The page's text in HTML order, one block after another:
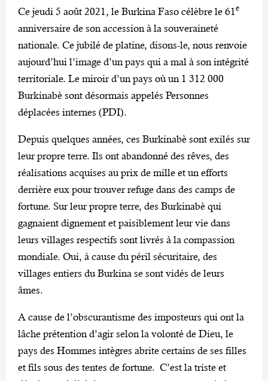
Ce jeudi 5 août 2021, le Burkina Faso célèbre le 61 e
anniversaire de son accession à la souveraineté
nationale. Ce jubilé de platine, disons-le, nous renvoie
aujourd’hui l’image d’un pays qui a mal à son intégrité
territoriale. Le miroir d’un pays où un 1 312 000
Burkinabè sont désormais appelés Personnes
déplacées internes (PDI).
Depuis quelques années, ces Burkinabè sont exilés sur
leur propre terre. Ils ont abandonné des rêves, des
réalisations acquises au prix de mille et un efforts
derrière eux pour trouver refuge dans des camps de
fortune. Sur leur propre terre, des Burkinabè qui
gagnaient dignement et paisiblement leur vie dans
leurs villages respectifs sont livrés à la compassion
mondiale. Oui, à cause du péril sécuritaire, des
villages entiers du Burkina se sont vidés de leurs
âmes.
A cause de l’obscurantisme des imposteurs qui ont la
lâche prétention d’agir selon la volonté de Dieu, le
pays des Hommes intègres abrite certains de ses filles
et fils sous des tentes de fortune. C’est la triste et